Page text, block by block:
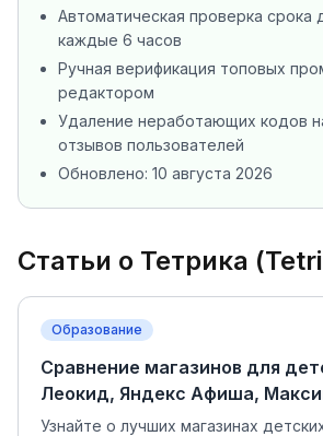
Автоматическая проверка срока
каждые 6 часов
Ручная верификация топовых
редактором
Удаление неработающих кодов
отзывов пользователей
Обновлено: 10 августа 2026
Статьи о Тетрика
Образование
Сравнение магазинов для
Леокид, Яндекс Афиша,
Узнайте о лучших магазинах